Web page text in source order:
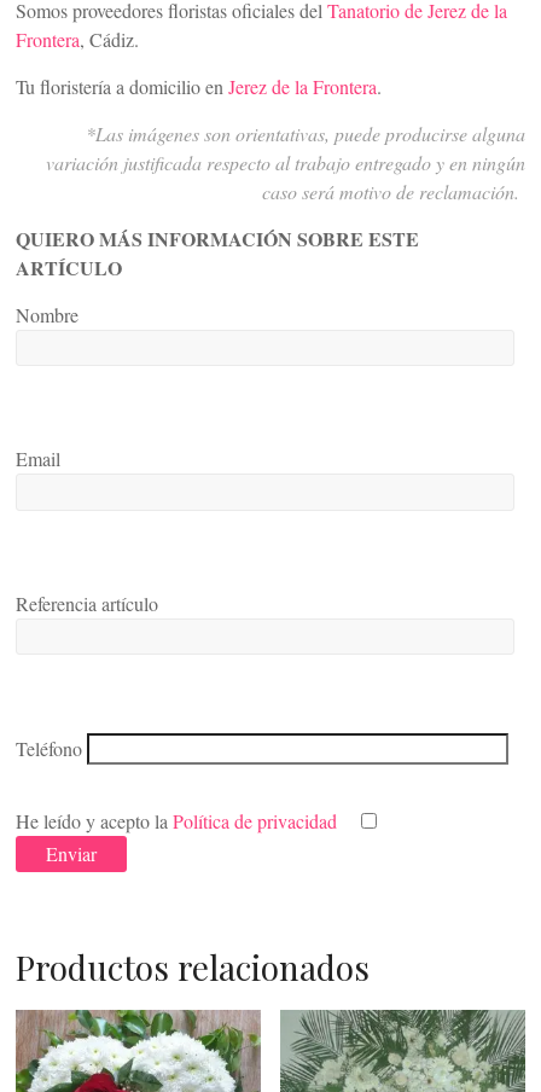
Somos proveedores floristas oficiales delTanatorio de Jerez de la
Frontera, Cádiz.
Tu floristería a domicilio enJerez de la Frontera.
*Las imágenes son orientativas, puede producirse alguna
variación justificada respecto al trabajo entregado y en ningún
caso será motivo de reclamación.
QUIERO MÁS INFORMACIÓN SOBRE ESTE
ARTÍCULO
Nombre
Email
Referencia artículo
Teléfono
He leído y acepto laPolítica de privacidad
Productos relacionados